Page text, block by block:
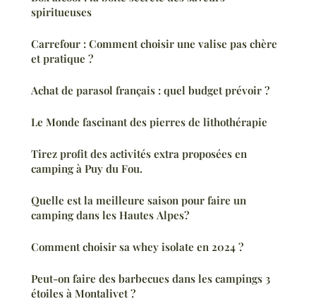
spiritueuses
Carrefour : Comment choisir une valise pas chère
et pratique ?
Achat de parasol français : quel budget prévoir ?
Le Monde fascinant des pierres de lithothérapie
Tirez profit des activités extra proposées en
camping à Puy du Fou.
Quelle est la meilleure saison pour faire un
camping dans les Hautes Alpes?
Comment choisir sa whey isolate en 2024 ?
Peut-on faire des barbecues dans les campings 3
étoiles à Montalivet ?